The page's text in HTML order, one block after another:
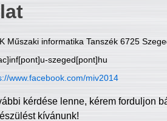
Műszaki informatika Tanszék 6725
szeged[pont]hu
www.facebook.com/miv2014
kérdése lenne, kérem forduljon
kívánunk!